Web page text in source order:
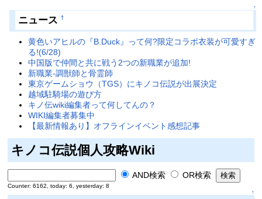
↑
ニュース †
黄色いアヒルの『B.Duck』って何?限定コラボ衣装が可愛すぎ
る!(6/28)
中国版で仲間と共に戦う2つの新職業が追加!
新職業-調獣師と骨霊師
東京ゲームショウ（TGS）にキノコ伝説が出展決定
越域駐騎場の遊び方
キノ伝wiki編集者って何してんの？
WIKI編集者募集中
【最新情報あり】オフラインイベント感想記事
キノコ伝説個人攻略Wiki
AND検索 OR検索
Counter: 6162, today: 6, yesterday: 8
↑